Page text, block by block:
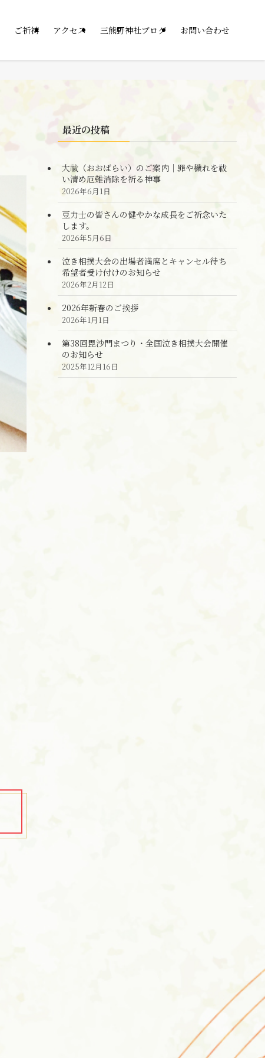
ご祈祷 アクセス 三熊野神社ブログ お問い合わせ
最近の投稿
大祓（おおばらい）のご案内｜罪や穢れを祓
い清め厄難消除を祈る神事
2026年6月1日
豆力士の皆さんの健やかな成長をご祈念いた
します。
2026年5月6日
泣き相撲大会の出場者満席とキャンセル待ち
希望者受け付けのお知らせ
2026年2月12日
2026年新春のご挨拶
2026年1月1日
第38回毘沙門まつり・全国泣き相撲大会開催
のお知らせ
2025年12月16日